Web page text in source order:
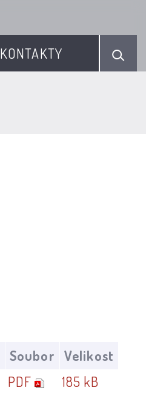
KONTAKTY
Soubor
Velikost
PDF
185 kB